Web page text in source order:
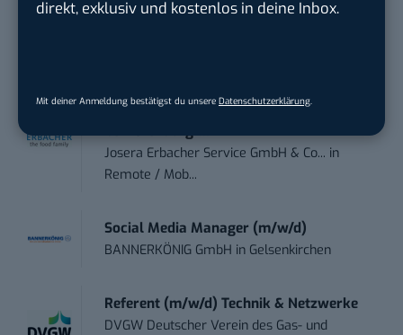
direkt, exklusiv und kostenlos in deine Inbox.
Mit deiner Anmeldung bestätigst du unsere Datenschutzerklärung
Anforderungs- und Projektmanager
Content Manager Agrar (m/w/d)
Josera Erbacher Service GmbH & Co... in
Remote / Mob...
Social Media Manager (m/w/d)
BANNERKÖNIG GmbH in Gelsenkirchen
Referent (m/w/d) Technik & Netzwerke
DVGW Deutscher Verein des Gas- und